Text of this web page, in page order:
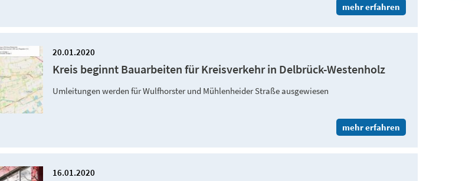
mehr erfahren
20.01.2020
Kreis beginnt Bauarbeiten für Kreisverkehr in Delbrück-Westenholz
Umleitungen werden für Wulfhorster und Mühlenheider Straße ausgewiesen
mehr erfahren
16.01.2020